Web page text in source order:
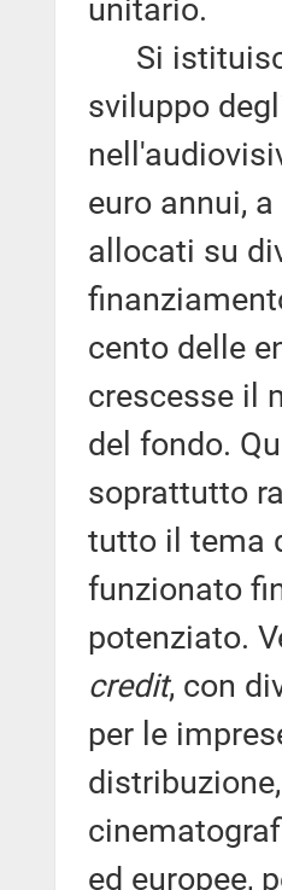
unitario.
Si
sviluppo
euro annui,
allocati su
cento delle
crescesse il
del fondo.
soprattutto
tutto il tema
funzionato
potenziato.
credit, con
per le
ed europee,